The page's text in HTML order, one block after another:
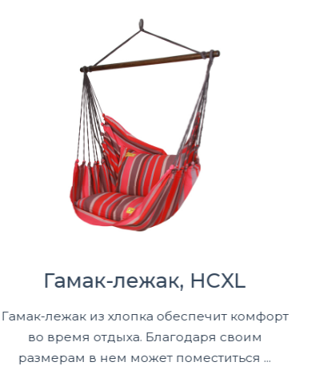
Гамак-лежак, HCXL
Гамак-лежак из хлопка обеспечит комфорт
во время отдыха. Благодаря своим
размерам в нем может поместиться ...